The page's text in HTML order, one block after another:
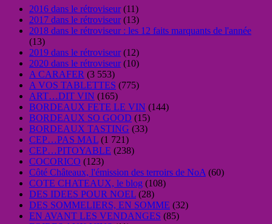
2016 dans le rétroviseur(11)
2017 dans le rétroviseur(13)
2018 dans le rétroviseur : les 12 faits marquants de l'année
(13)
2019 dans le rétroviseur(12)
2020 dans le rétroviseur(10)
A CARAFER (3 553)
A VOS TABLETTES (775)
ART…DIT VIN (165)
BORDEAUX FETE LE VIN (144)
BORDEAUX SO GOOD (15)
BORDEAUX TASTING (33)
CEP…PAS MAL (1 721)
CEP…PITOYABLE (238)
COCORICO (123)
Côté Châteaux, l'émission des terroirs de NoA (60)
COTE CHATEAUX, le blog (108)
DES IDEES POUR NOEL (28)
DES SOMMELIERS, EN SOMME (32)
EN AVANT LES VENDANGES (85)